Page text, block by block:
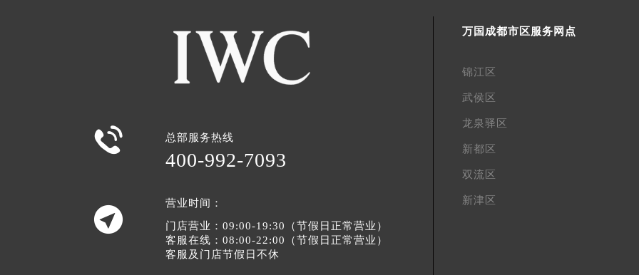
 总部服务热线
400-992-7093

营业时间：
门店营业：09:00-19:30（节假日正常营业）
客服在线：08:00-22:00（节假日正常营业）
客服及门店节假日不休
万国成都市区服务网点
锦江区
武侯区
龙泉驿区
新都区
双流区
新津区